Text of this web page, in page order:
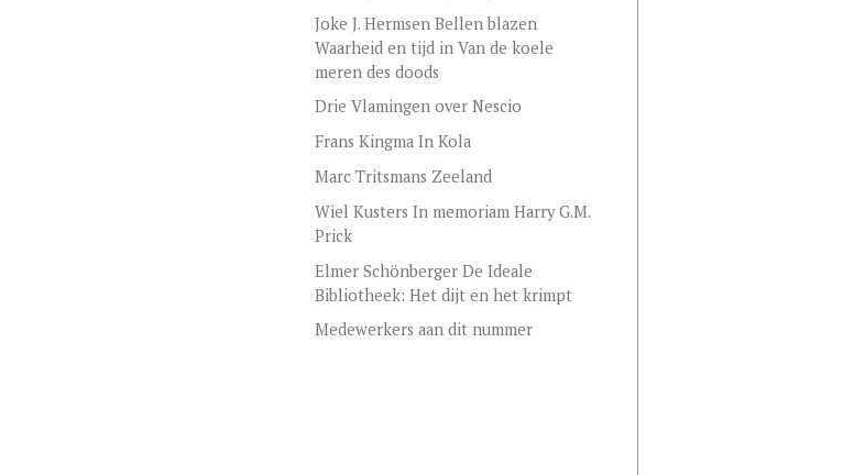
Joke J. Hermsen Bellen blazen
Waarheid en tijd in Van de koele
meren des doods
Drie Vlamingen over Nescio
Frans Kingma In Kola
Marc Tritsmans Zeeland
Wiel Kusters In memoriam Harry G.M.
Prick
Elmer Schönberger De Ideale
Bibliotheek: Het dijt en het krimpt
Medewerkers aan dit nummer